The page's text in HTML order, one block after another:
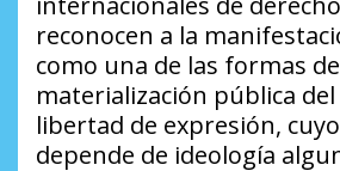
reconocen a la
como una de las formas de
materialización pública
libertad de expresión,
depende de ideología